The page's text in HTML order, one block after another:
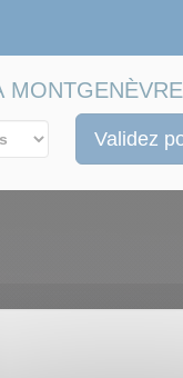
MONTGENÈVRE
Validez